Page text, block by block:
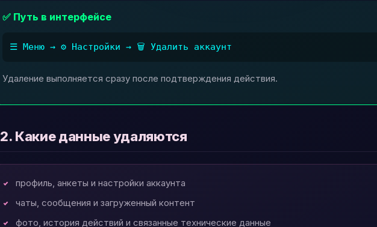
✅ Путь в интерфейсе
☰ Меню → ⚙️ Настройки → 🗑️ Удалить аккаунт
Удаление выполняется сразу после подтверждения действия.
2. Какие данные удаляются
профиль, анкеты и настройки аккаунта
чаты, сообщения и загруженный контент
фото, история действий и связанные технические данные